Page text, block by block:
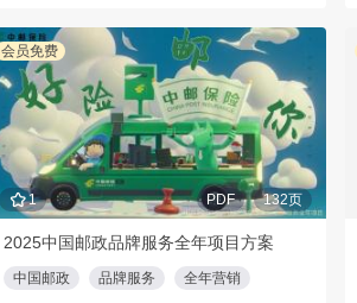
会员免费
1 PDF 132页
2025中国邮政品牌服务全年项目方案
中国邮政 品牌服务 全年营销